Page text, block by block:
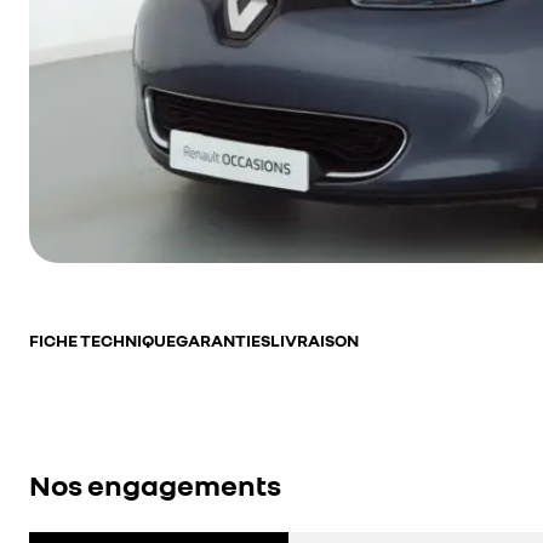
FICHE TECHNIQUEGARANTIESLIVRAISON
Nos engagements